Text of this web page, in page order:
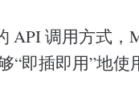
API 调用方式，
“即插即用”地使